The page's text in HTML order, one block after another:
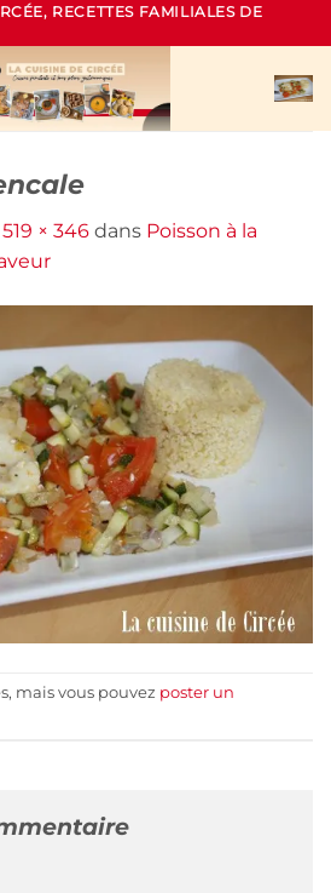
RECETTES FAMILIALES DE
519 × 346 dans Poisson à la
mais vous pouvez poster un